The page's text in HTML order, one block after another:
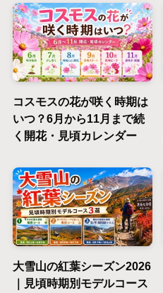
コスモスの花が咲く時期は
いつ？6月から11月まで続
く開花・見頃カレンダー
大雪山の紅葉シーズン2026
｜見頃時期別モデルコース